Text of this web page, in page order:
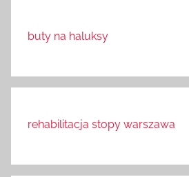
buty na haluksy
rehabilitacja stopy warszawa